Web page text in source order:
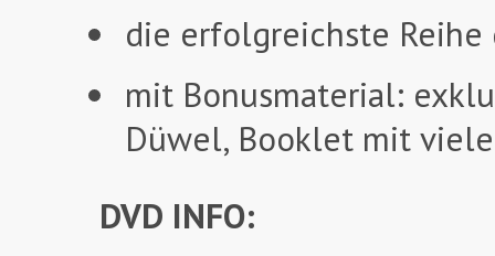
die erfolgreichste Reihe
mit Bonusmaterial:
Düwel, Booklet mit
DVD INFO: